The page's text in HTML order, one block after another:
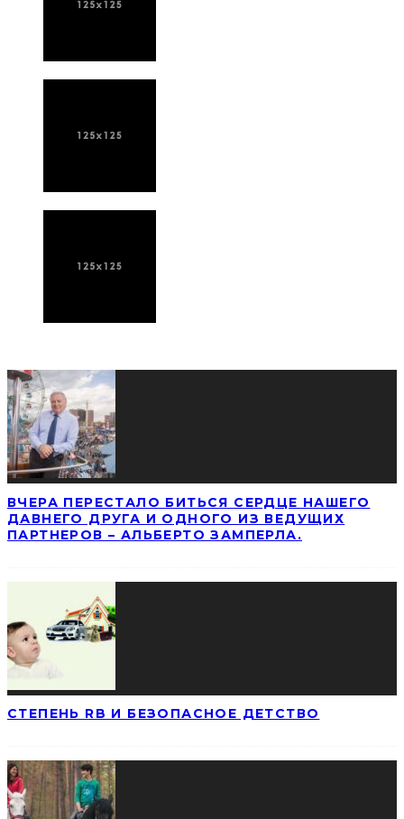
ВЧЕРА ПЕРЕСТАЛО БИТЬСЯ СЕРДЦЕ НАШЕГО
ДАВНЕГО ДРУГА И ОДНОГО ИЗ ВЕДУЩИХ
ПАРТНЕРОВ – АЛЬБЕРТО ЗАМПЕРЛА.
СТЕПЕНЬ RB И БЕЗОПАСНОЕ ДЕТСТВО